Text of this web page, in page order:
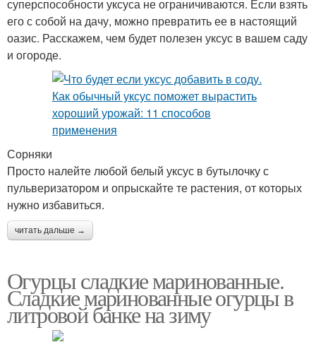
суперспособности уксуса не ограничиваются. Если взять
его с собой на дачу, можно превратить ее в настоящий
оазис. Расскажем, чем будет полезен уксус в вашем саду
и огороде.
Сорняки
Просто налейте любой белый уксус в бутылочку с
пульверизатором и опрыскайте те растения, от которых
нужно избавиться.
читать дальше →
Огурцы сладкие маринованные.
Сладкие маринованные огурцы в
литровой банке на зиму